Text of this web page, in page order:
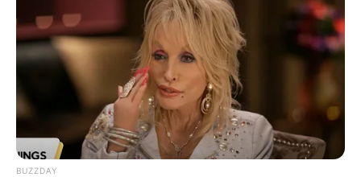
BUZZDAY